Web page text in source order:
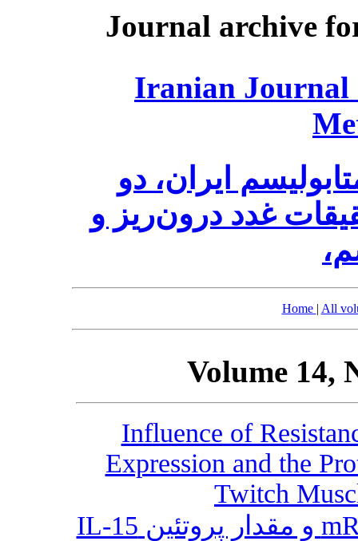
Journal archive
Iranian Journal
ایران، دو
غدد درون‌ریز و
Home | All
Volume 14,
Influence of
Expression and the
Twitch
تاثیر تمرین مقاومتی بر بیان mRNA و مقدار پروتئین IL-15